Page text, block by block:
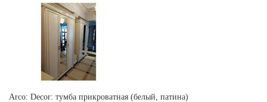
Arco: Decor: тумба прикроватная (белый, патина)